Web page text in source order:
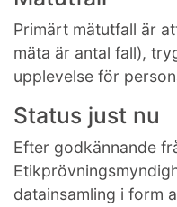
Primärt mätutfall är
mäta är antal fall),
upplevelse för
Status just nu
Efter godkännande
datainsamling i form